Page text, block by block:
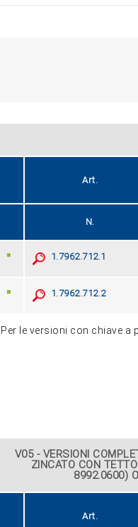
leggere) togliere l'anello
Art.
N.
1.7962.712.1
1.7962.712.2
Per le versioni con chiave
V05 - VERSIONI
ZINCATO CON
8992.0600)
Art.